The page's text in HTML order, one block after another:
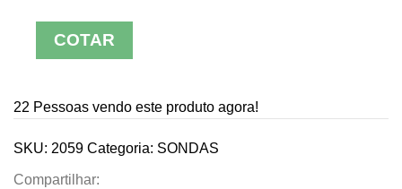
COTAR
22 Pessoas vendo este produto agora!
SKU: 2059 Categoria: SONDAS
Compartilhar: